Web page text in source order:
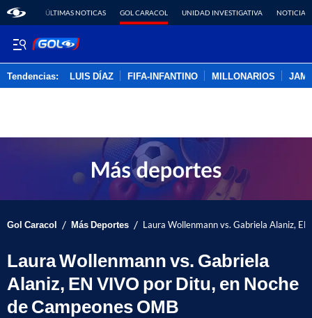
ÚLTIMAS NOTICAS GOL CARACOL UNIDAD INVESTIGATIVA NOTICIAS
Tendencias: LUIS DÍAZ FIFA-INFANTINO MILLONARIOS
Gol Caracol / Más Deportes / Laura Wollenmann vs. Gabriela Alaniz,
Laura Wollenmann vs. Gabriela
Alaniz, EN VIVO por Ditu, en Noche
de Campeones OMB